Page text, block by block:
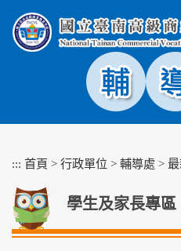
塊
::: 首頁 > 行政單位 > 輔導處 >
學生及家長專區